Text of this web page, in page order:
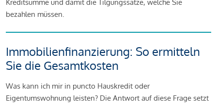
Kreditsumme und damit die Tilgungssätze, welche Sie
bezahlen müssen.
Immobilienfinanzierung: So ermitteln
Sie die Gesamtkosten
Was kann ich mir in puncto Hauskredit oder
Eigentumswohnung leisten? Die Antwort auf diese Frage setzt